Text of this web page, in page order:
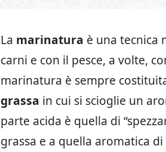
La marinatura è una tecnica
carni e con il pesce, a volte,
marinatura è sempre
grassa in cui si scioglie un
parte acida è quella di
grassa e a quella aromatica